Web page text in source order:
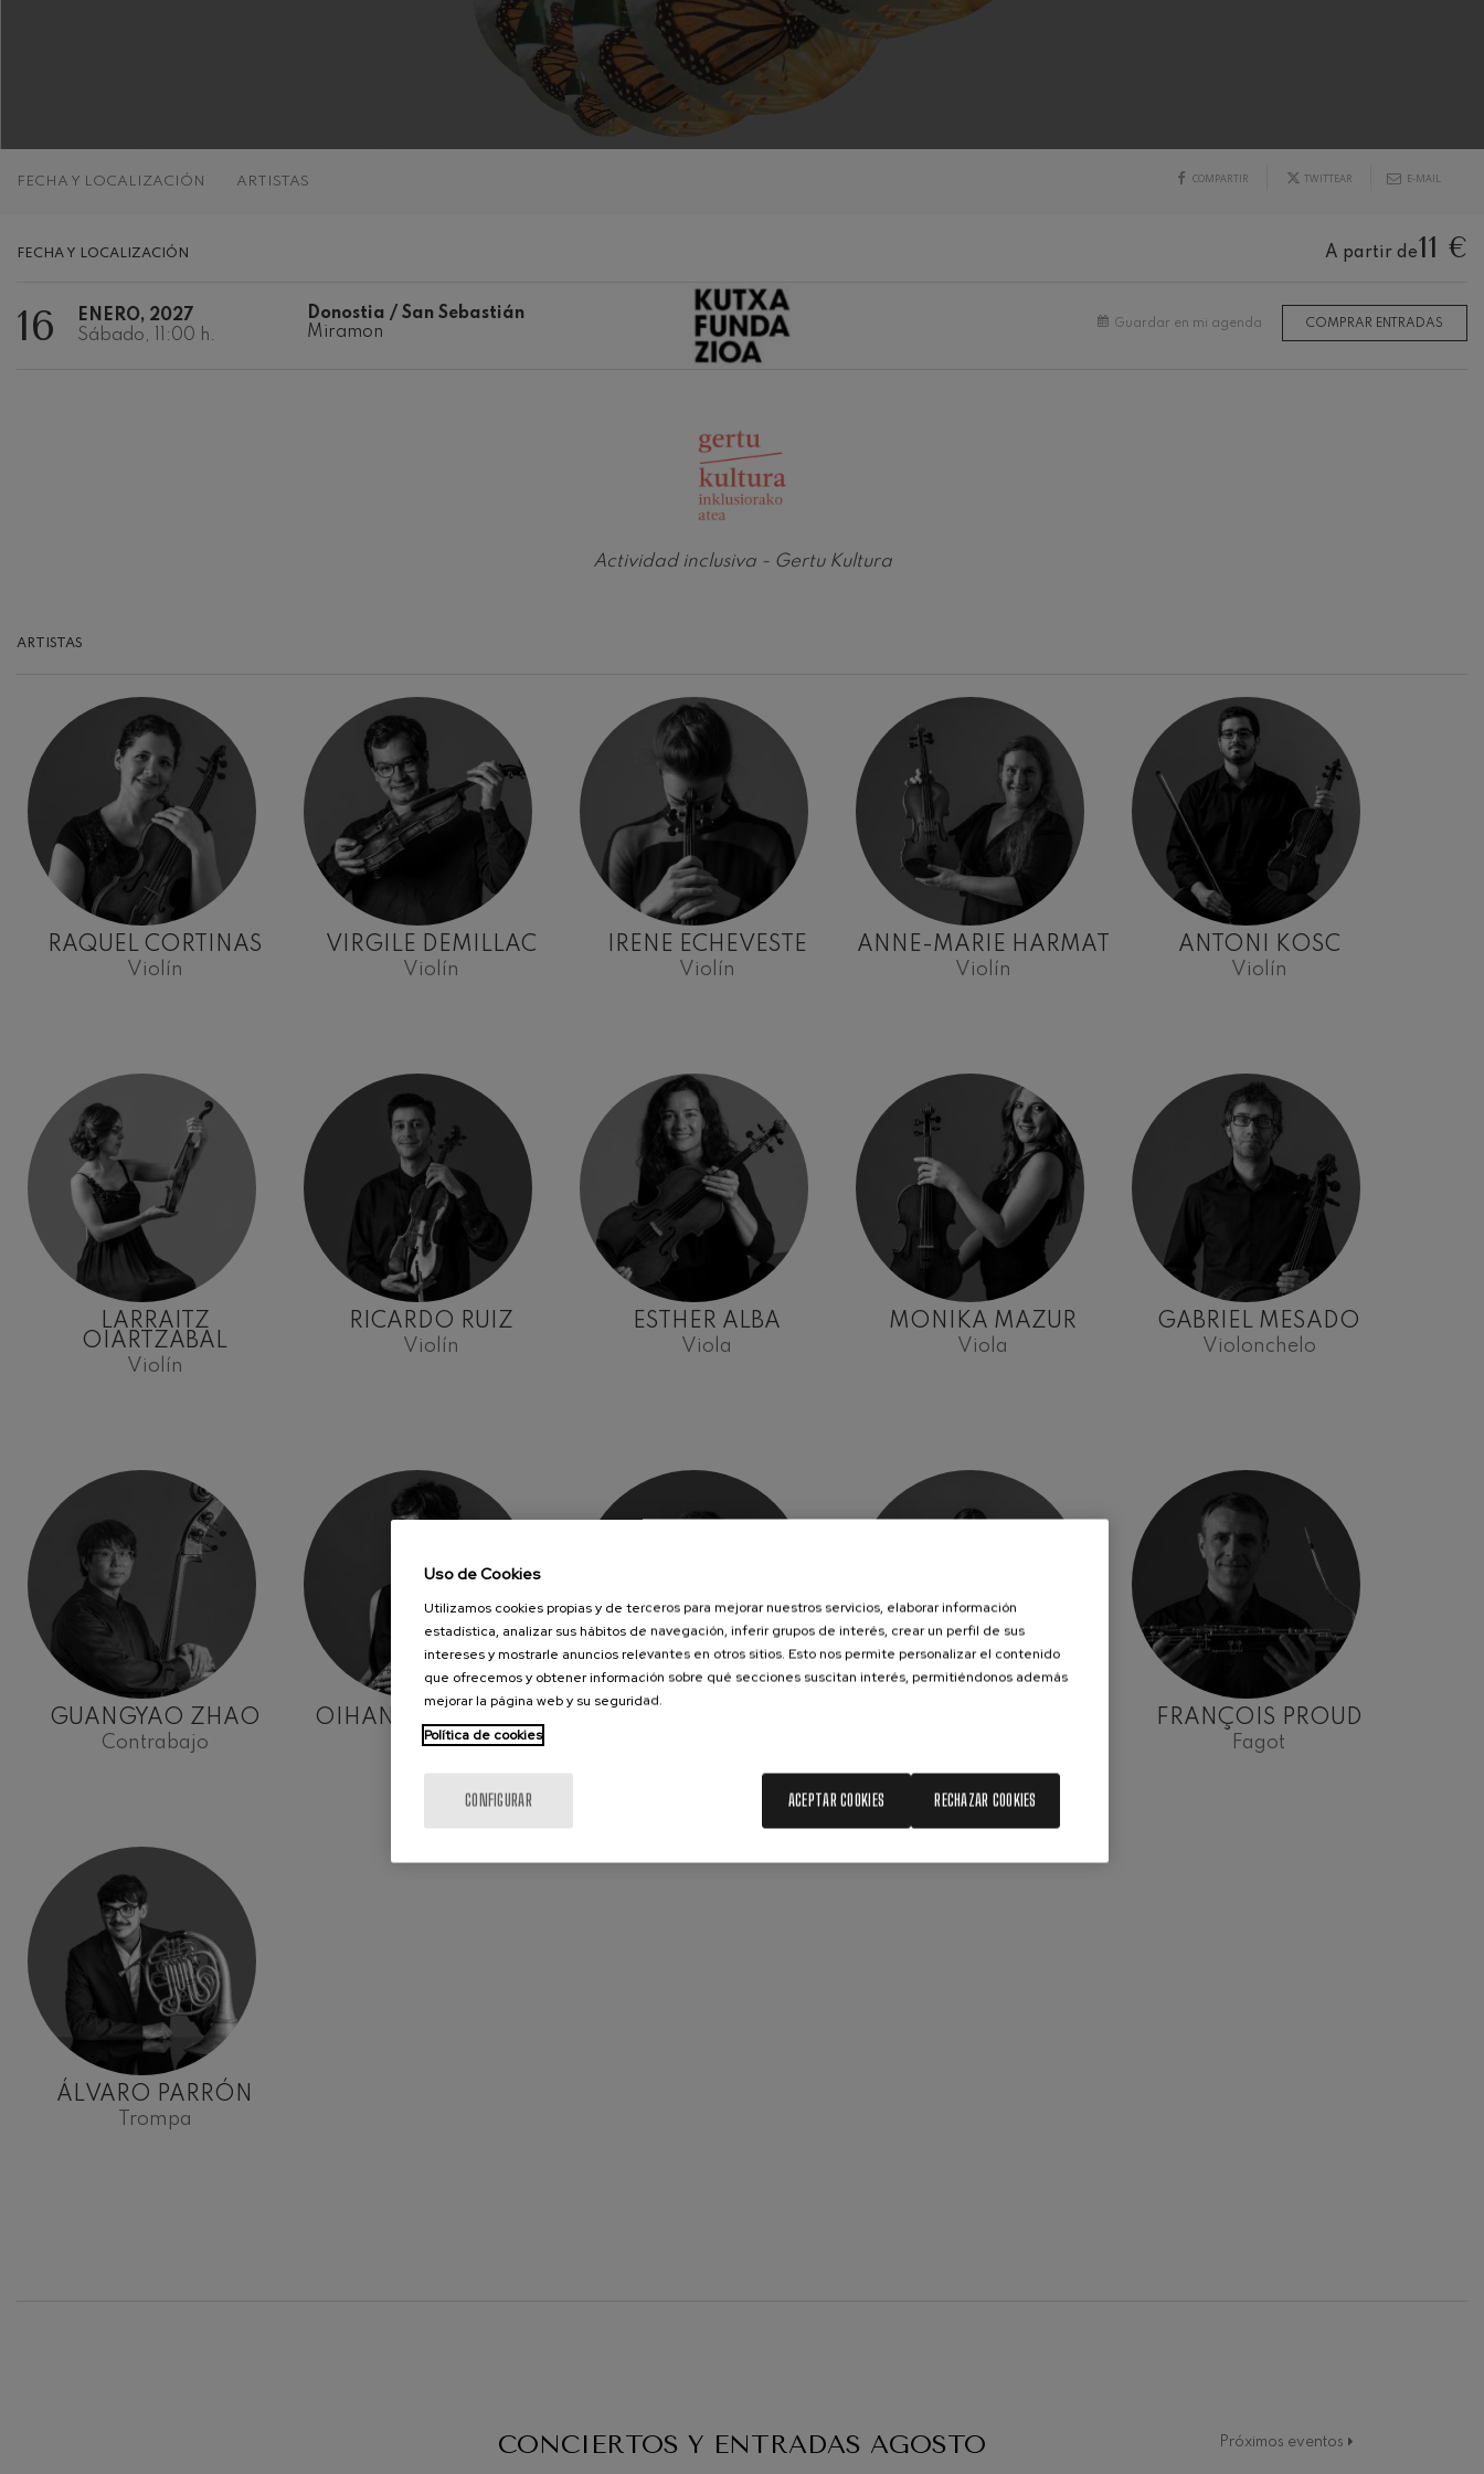
FECHA Y LOCALIZACIÓN ARTISTAS COMPARTIR TWITTEAR E-MAIL
FECHA Y LOCALIZACIÓN
16
ENERO, 2027
Sábado, 11:00 h.
Donostia / San Sebastián
Miramon
Guardar en mi agenda COMPRAR ENTRADAS
A partir de11 €
Actividad inclusiva - Gertu Kultura
ARTISTAS
RAQUEL CORTINAS
Violín
VIRGILE DEMILLAC
Violín
IRENE ECHEVESTE
Violín
ANNE-MARIE HARMAT
Violín
ANTONI KOSC
Violín
LARRAITZ
OIARTZABAL
Violín
RICARDO RUIZ
Violín
ESTHER ALBA
Viola
MONIKA MAZUR
Viola
GABRIEL MESADO
Violonchelo
GUANGYAO ZHAO
Contrabajo
OIHANA KONTXESO
Flauta
FRANÇOIS PROUD
Fagot
ÁLVARO PARRÓN
Trompa
Próximos eventos
CONCIERTOS Y ENTRADAS AGOSTO
C. Franck: Variaciones sinfónicas
J. Brahms: Sinfonía nº4
El cant dels ocells
Johannes Brahms
Ludwig van Beethoven: Sinfonía nº2
Ludwig van Beethoven
Wolfgang Amadeus Mozart: Concierto para
violín nº5
Wolfgang Amadeus Mozart
Max Bruch: Kol nidrei
Max Bruch
Robert Schumann: Concierto para violín
Franz Schubert: Sinfonía nº9, 'La grande'
Franz Schubert
Wolfgang Amadeus Mozart: Concierto para
clarinete
Wolfgang Amadeus Mozart
Uso de Cookies
Utilizamos cookies propias y de terceros para mejorar nuestros servicios, elaborar información
estadística, analizar sus hábitos de navegación, inferir grupos de interés, crear un perfil de sus
intereses y mostrarle anuncios relevantes en otros sitios. Esto nos permite personalizar el contenido
que ofrecemos y obtener información sobre qué secciones suscitan interés, permitiéndonos además
mejorar la página web y su seguridad.
Política de cookies
CONFIGURAR RECHAZAR COOKIES
ACEPTAR COOKIES